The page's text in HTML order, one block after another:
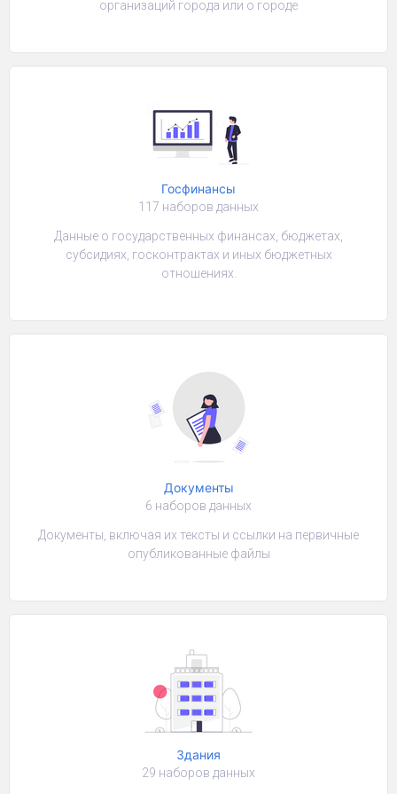
организаций города или о городе
Госфинансы
117 наборов данных
Данные о государственных финансах, бюджетах,
субсидиях, госконтрактах и иных бюджетных
отношениях.
Документы
6 наборов данных
Документы, включая их тексты и ссылки на первичные
опубликованные файлы
Здания
29 наборов данных